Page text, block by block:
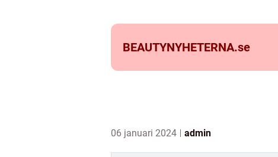
BEAUTYNYHETERNA.se
06 januari 2024 admin